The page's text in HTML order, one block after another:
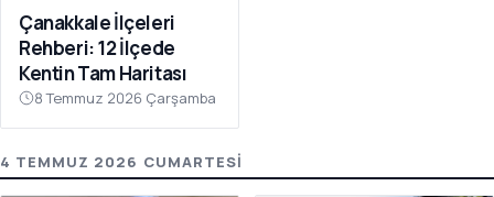
Çanakkale İlçeleri
Rehberi: 12 İlçede
Kentin Tam Haritası
8 Temmuz 2026 Çarşamba
4 TEMMUZ 2026 CUMARTESI